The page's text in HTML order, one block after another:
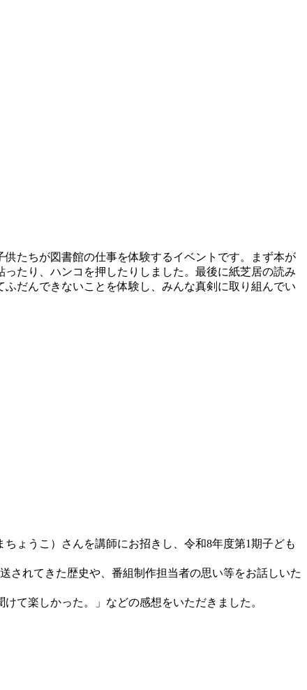
たちが図書館の仕事を体験するイベントです。まず本が
たり、ハンコを押したりしました。最後に紙芝居の読み
だんできないことを体験し、みんな真剣に取り組んでい
ょうこ）さんを講師にお招きし、令和8年度第1期子ども
されてきた歴史や、番組制作担当者の思い等をお話しいた
て楽しかった。」などの感想をいただきました。